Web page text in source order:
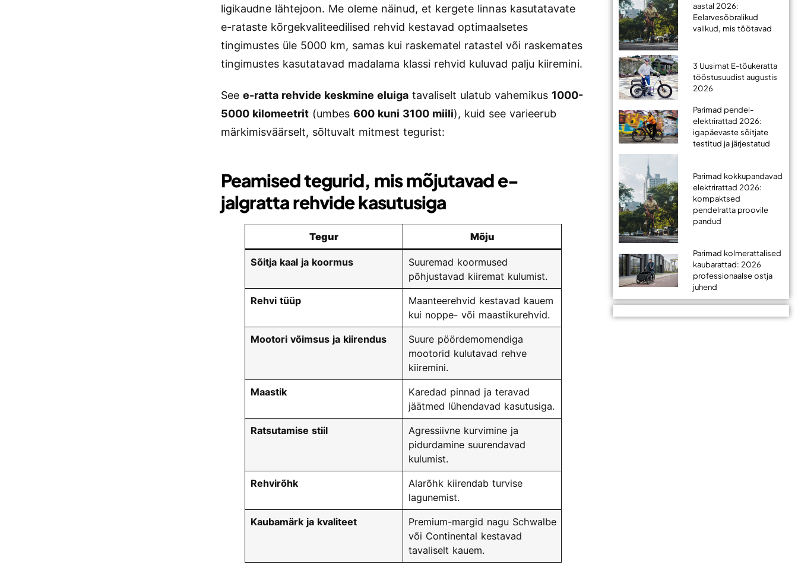
ligikaudne lähtejoon. Me oleme näinud, et kergete linnas kasutatavate
e-rataste kõrgekvaliteedilised rehvid kestavad optimaalsetes
tingimustes üle 5000 km, samas kui raskematel ratastel või raskemates
tingimustes kasutatavad madalama klassi rehvid kuluvad palju kiiremini.
Seee-ratta rehvide keskmine eluiga tavaliselt ulatub vahemikus 1000-
5000 kilomeetrit (umbes600 kuni 3100 miili), kuid see varieerub
märkimisväärselt, sõltuvalt mitmest tegurist:
Peamised tegurid, mis mõjutavad e-
jalgratta rehvide kasutusiga
Tegur Mõju
Sõitja kaal ja koormus
Suuremad koormused
põhjustavad kiiremat kulumist.
Rehvi tüüp
Maanteerehvid kestavad kauem
kui noppe- või maastikurehvid.
Mootori võimsus ja kiirendus
Suure pöördemomendiga
mootorid kulutavad rehve
kiiremini.
Maastik
Karedad pinnad ja teravad
jäätmed lühendavad kasutusiga.
Ratsutamise stiil
Agressiivne kurvimine ja
pidurdamine suurendavad
kulumist.
Rehvirõhk
Alarõhk kiirendab turvise
lagunemist.
Kaubamärk ja kvaliteet
Premium-margid nagu Schwalbe
või Continental kestavad
tavaliselt kauem.
aastal 2026:
Eelarvesõbralikud
valikud, mis töötavad
3 Uusimat E-tõukeratta
tööstusuudist augustis
2026
Parimad pendel-
elektrirattad 2026:
igapäevaste sõitjate
testitud ja järjestatud
Parimad kokkupandavad
elektrirattad 2026:
kompaktsed
pendelratta proovile
pandud
Parimad kolmerattalised
kaubarattad: 2026
professionaalse ostja
juhend